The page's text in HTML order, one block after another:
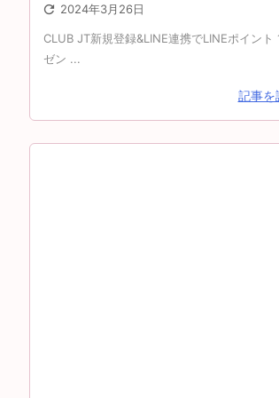
 2024年3月26日
CLUB JT新規登録&LINE連携でLINEポイント
ゼン ...
記事を